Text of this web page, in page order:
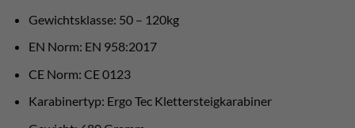
Gewichtsklasse: 50 – 120kg
EN Norm: EN 958:2017
CE Norm: CE 0123
Karabinertyp: Ergo Tec Klettersteigkarabiner